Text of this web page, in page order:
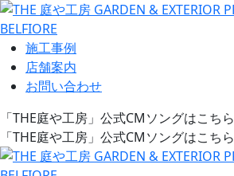
施工事例
店舗案内
お問い合わせ
「THE庭や工房」公式CMソングはこちら
「THE庭や工房」公式CMソングはこちら